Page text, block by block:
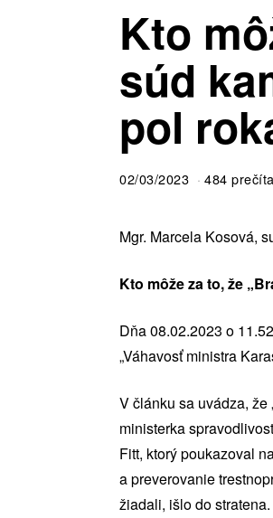
Kto
súd
pol
02/03/2023 484
Mgr. Marcela Kosová,
Kto môže za to, že
Dňa 08.02.2023 o
„Váhavosť ministra
V článku sa uvádza,
ministerka
Fitt, ktorý poukazoval
a preverovanie
žiadali, išlo do